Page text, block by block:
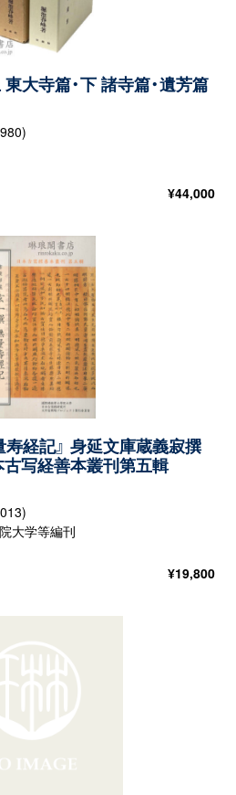
大寺篇・下 諸寺篇・遺芳篇
¥44,000
経記』 身延文庫蔵義寂撰
古写経善本叢刊第五輯
大学等編刊
¥19,800